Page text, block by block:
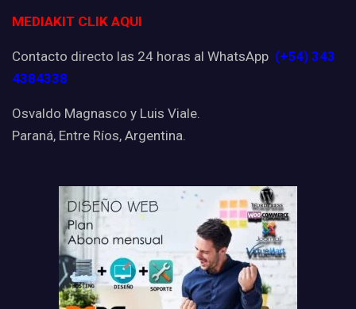
MEDIAKIT CLIK AQUI
Contacto directo las 24 horas al WhatsApp (+54) 343
4384338
Osvaldo Magnasco y Luis Viale.
Paraná, Entre Ríos, Argentina.